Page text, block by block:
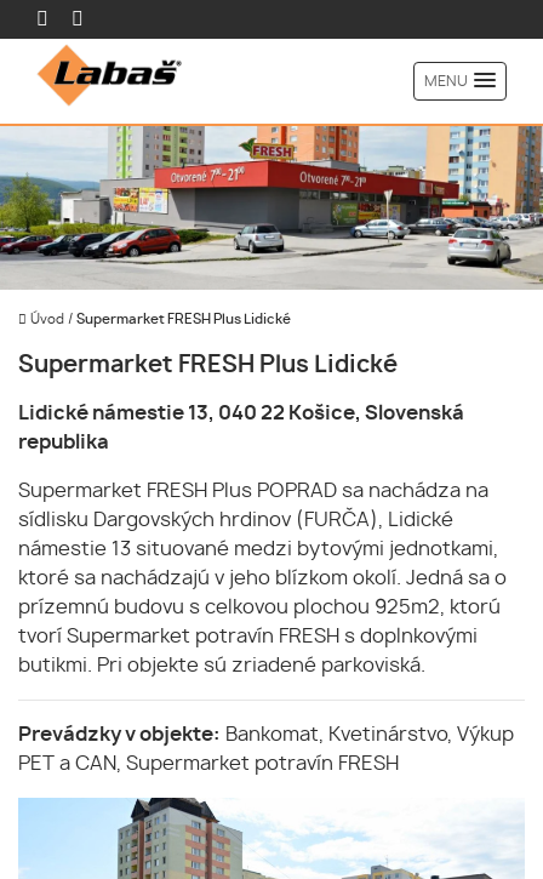
MENU
Úvod / Supermarket FRESH Plus Lidické
Supermarket FRESH Plus Lidické
Lidické námestie 13, 040 22 Košice, Slovenská
republika
Supermarket FRESH Plus POPRAD sa nachádza na
sídlisku Dargovských hrdinov (FURČA), Lidické
námestie 13 situované medzi bytovými jednotkami,
ktoré sa nachádzajú v jeho blízkom okolí. Jedná sa o
prízemnú budovu s celkovou plochou 925m2, ktorú
tvorí Supermarket potravín FRESH s doplnkovými
butikmi. Pri objekte sú zriadené parkoviská.
Prevádzky v objekte: Bankomat, Kvetinárstvo, Výkup
PET a CAN, Supermarket potravín FRESH